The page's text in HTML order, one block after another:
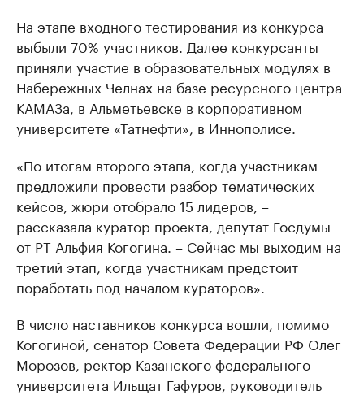
На этапе входного тестирования из конкурса
выбыли 70% участников. Далее конкурсанты
приняли участие в образовательных модулях в
Набережных Челнах на базе ресурсного центра
КАМАЗа, в Альметьевске в корпоративном
университете «Татнефти», в Иннополисе.
«По итогам второго этапа, когда участникам
предложили провести разбор тематических
кейсов, жюри отобрало 15 лидеров, –
рассказала куратор проекта, депутат Госдумы
от РТ Альфия Когогина. – Сейчас мы выходим на
третий этап, когда участникам предстоит
поработать под началом кураторов».
В число наставников конкурса вошли, помимо
Когогиной, сенатор Совета Федерации РФ Олег
Морозов, ректор Казанского федерального
университета Ильщат Гафуров, руководитель